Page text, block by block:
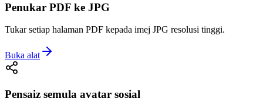
Penukar PDF ke JPG
Tukar setiap halaman PDF kepada imej JPG resolusi tinggi.
Buka alat
Pensaiz semula avatar sosial